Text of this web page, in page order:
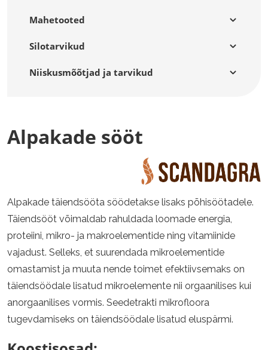
Mahetooted
Silotarvikud
Niiskusmõõtjad ja tarvikud
Alpakade sööt
Alpakade täiendsööta söödetakse lisaks põhisöötadele.
Täiendsööt võimaldab rahuldada loomade energia,
proteiini, mikro- ja makroelementide ning vitamiinide
vajadust. Selleks, et suurendada mikroelementide
omastamist ja muuta nende toimet efektiivsemaks on
täiendsöödale lisatud mikroelemente nii orgaanilises kui
anorgaanilises vormis. Seedetrakti mikrofloora
tugevdamiseks on täiendsöödale lisatud eluspärmi.